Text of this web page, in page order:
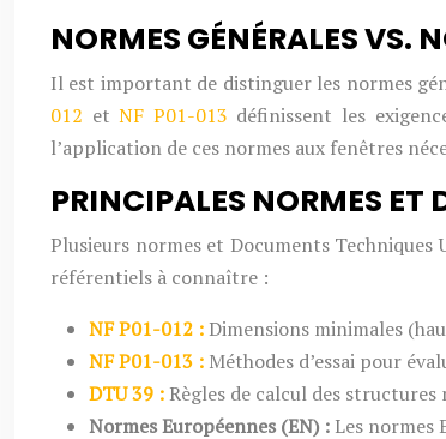
NORMES GÉNÉRALES VS.
Il est important de distinguer les normes
012 etNF P01-013 définissent les
l’application de ces normes aux fenêtres
PRINCIPALES NORMES ET
Plusieurs normes et Documents
référentiels à connaître :
NF P01-012 : Dimensions minimales
NF P01-013 : Méthodes d’essai pour
DTU 39 : Règles de calcul des
Normes Européennes (EN) : Les normes